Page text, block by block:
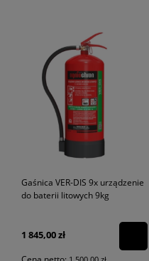
Gaśnica VER-DIS 9x urządzenie
do baterii litowych 9kg
1 845,00 zł